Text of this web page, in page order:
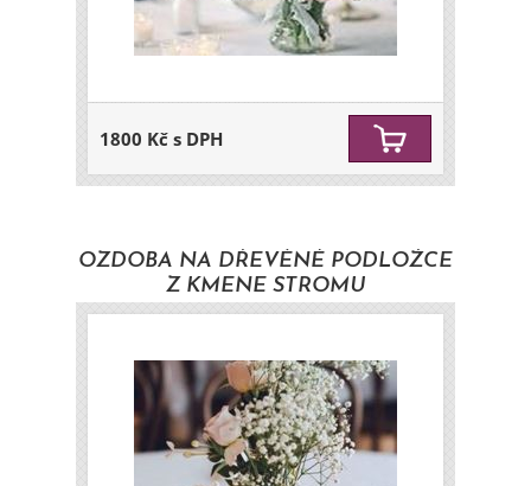
1800 Kč s DPH
OZDOBA NA DŘEVĚNÉ PODLOŽCE
Z KMENE STROMU